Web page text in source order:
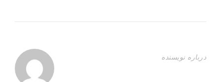
درباره نویسنده